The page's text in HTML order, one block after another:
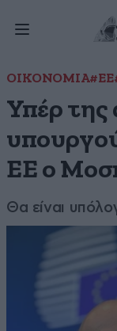
ΟΙΚΟΝΟΜΙΑ#ΕΕ
Υπέρ της
ΕΕ ο
Θα είναι